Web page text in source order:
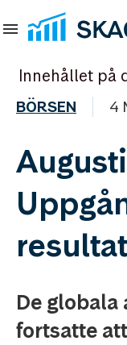
Innehållet på
BÖRSEN 4
resultat
De
fortsatte